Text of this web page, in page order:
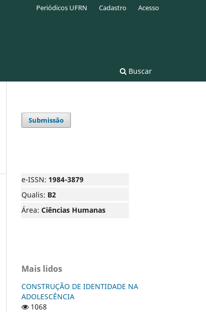
Buscar
Periódicos UFRN Cadastro Acesso
Submissão
e-ISSN: 1984-3879
Qualis: B2
Área: Ciências Humanas
Mais lidos
CONSTRUÇÃO DE IDENTIDADE NA
ADOLESCÊNCIA
1068